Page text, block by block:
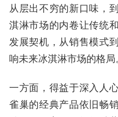
从层出不穷的新口味，
淇淋市场的内卷让传统
发展契机，从销售模式
响未来冰淇淋市场的格局。
一方面，得益于深入人
雀巢的经典产品依旧畅